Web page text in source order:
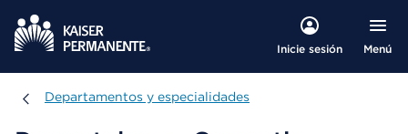
Inicie sesión Menú
Departamentos y especialidades
Departamentos y especialidades